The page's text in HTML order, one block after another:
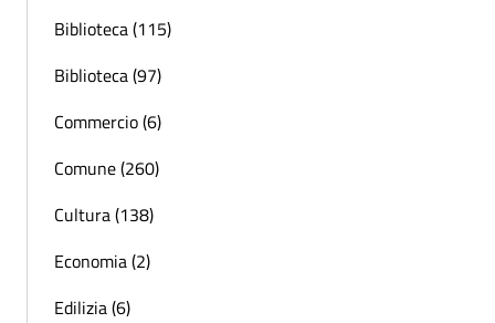
Biblioteca (115)
Biblioteca (97)
Commercio (6)
Comune (260)
Cultura (138)
Economia (2)
Edilizia (6)